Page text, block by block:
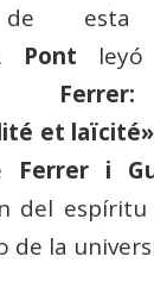
de esta
Pont leyó
et laïcité»
Ferrer i
del
de la